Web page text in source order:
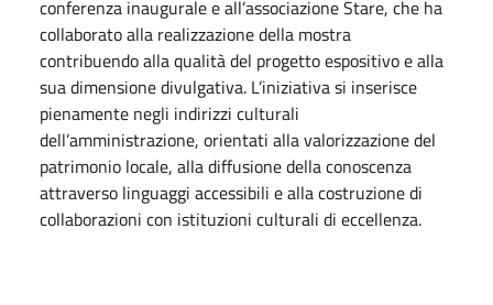
conferenza inaugurale e all’associazione Stare, che ha
collaborato alla realizzazione della mostra
contribuendo alla qualità del progetto espositivo e alla
sua dimensione divulgativa. L’iniziativa si inserisce
pienamente negli indirizzi culturali
dell’amministrazione, orientati alla valorizzazione del
patrimonio locale, alla diffusione della conoscenza
attraverso linguaggi accessibili e alla costruzione di
collaborazioni con istituzioni culturali di eccellenza.